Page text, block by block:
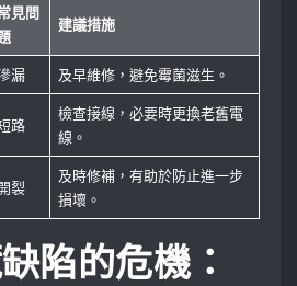
見問
建議措施
漏 及早維修，避免霉菌滋生。
路
檢查接線，必要時更換老舊電
線。
裂
及時修補，有助於防止進一步
損壞。
陷的危機：